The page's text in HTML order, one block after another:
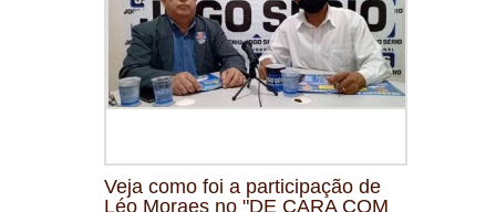
Veja como foi a participação de
Léo Moraes no "DE CARA COM